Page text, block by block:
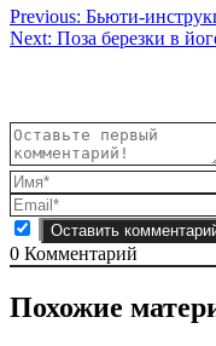
Навигация
по
Previous: Бьюти-
Next: Поза березки в
0 Комментарий
Похожие